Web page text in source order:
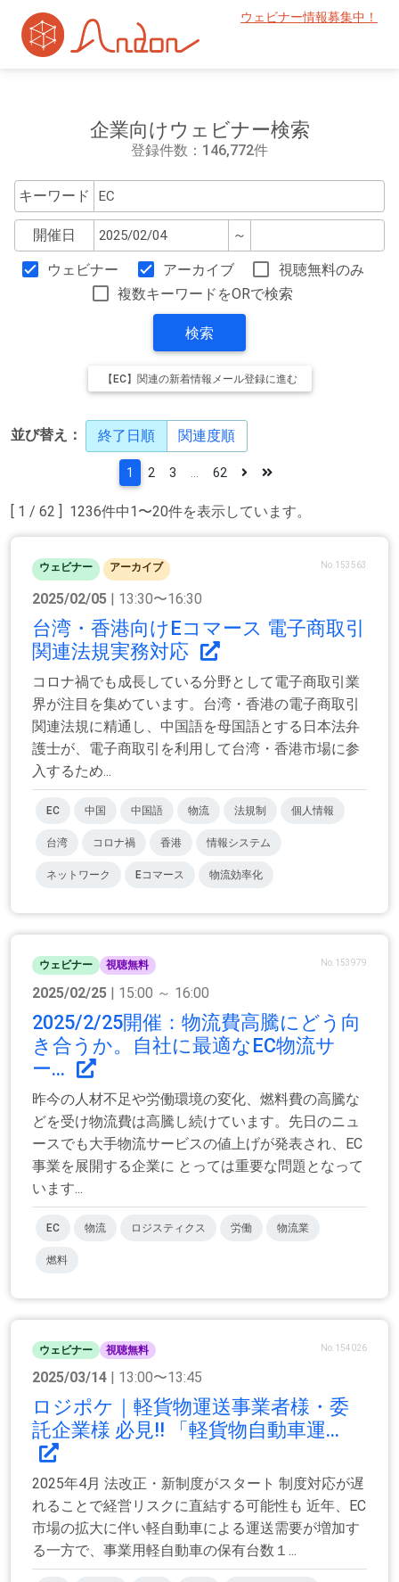
ウェビナー情報募集中！
企業向けウェビナー検索
登録件数：146,772件
キーワード
開催日 ～
ウェビナー アーカイブ
視聴無料のみ
複数キーワードをORで検索
検索
【EC】関連の新着情報メール登録に進む
並び替え： 終了日順 関連度順
[ 1 / 62 ] 1236件中1〜20件を表示しています。
1 2 3 62
ウェビナー アーカイブ No.153563
2025/02/05 | 13:30〜16:30
台湾・香港向けEコマース 電子商取引
関連法規実務対応
コロナ禍でも成長している分野として電子商取引業
界が注目を集めています。台湾・香港の電子商取引
関連法規に精通し、中国語を母国語とする日本法弁
護士が、電子商取引を利用して台湾・香港市場に参
入するため...
EC 中国 中国語 物流 法規制 個人情報
台湾 コロナ禍 香港 情報システム
ネットワーク Eコマース 物流効率化
ウェビナー 視聴無料 No.153979
2025/02/25 | 15:00 ～ 16:00
2025/2/25開催：物流費高騰にどう向
き合うか。自社に最適なEC物流サ
ー...
昨今の人材不足や労働環境の変化、燃料費の高騰な
どを受け物流費は高騰し続けています。先日のニュ
ースでも大手物流サービスの値上げが発表され、EC
事業を展開する企業に とっては重要な問題となって
います...
EC 物流 ロジスティクス 労働 物流業
燃料
ウェビナー 視聴無料 No.154026
2025/03/14 | 13:00〜13:45
ロジポケ｜軽貨物運送事業者様・委
託企業様 必見!! 「軽貨物自動車運...
2025年4月 法改正・新制度がスタート 制度対応が遅
れることで経営リスクに直結する可能性も 近年、EC
市場の拡大に伴い軽自動車による運送需要が増加す
る一方で、事業用軽自動車の保有台数１...